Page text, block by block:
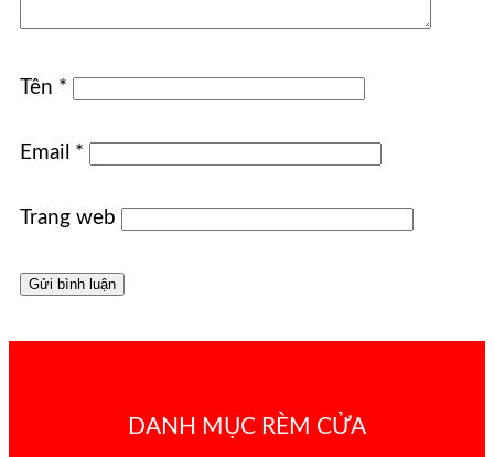
Tên *
Email *
Trang web
DANH MỤC RÈM CỬA